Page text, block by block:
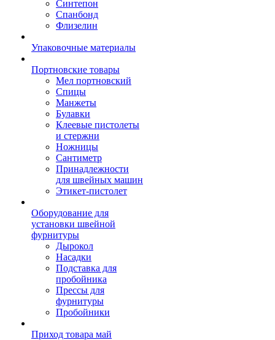
Синтепон
Спанбонд
Флизелин
Упаковочные материалы
Портновские товары
Мел портновский
Спицы
Манжеты
Булавки
Клеевые пистолеты
и стержни
Ножницы
Сантиметр
Принадлежности
для швейных машин
Этикет-пистолет
Оборудование для
установки швейной
фурнитуры
Дырокол
Насадки
Подставка для
пробойника
Прессы для
фурнитуры
Пробойники
Приход товара май